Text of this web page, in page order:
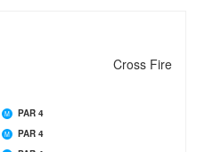
Cross Fire
M PAR 4
M PAR 4